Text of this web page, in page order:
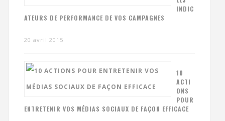
INDIC
ATEURS DE PERFORMANCE DE VOS CAMPAGNES
20 avril 2015
10
ACTI
ONS
POUR
ENTRETENIR VOS MÉDIAS SOCIAUX DE FAÇON EFFICACE